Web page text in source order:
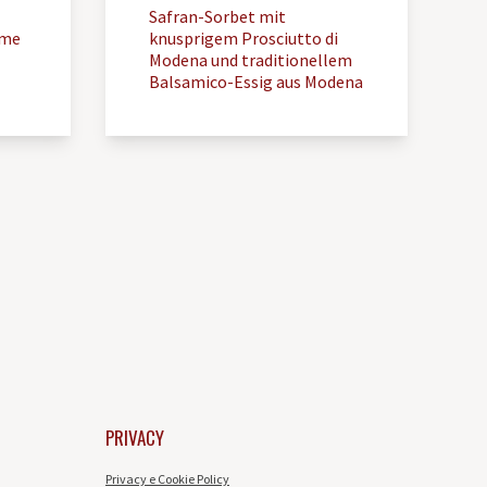
Safran-Sorbet mit
knusprigem Prosciutto di
Modena und traditionellem
Balsamico-Essig aus Modena
PRIVACY
Privacy e Cookie Policy